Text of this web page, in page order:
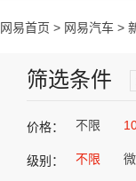
网易首页 > 网易汽车 >
筛选条件
价格： 不限
级别： 不限